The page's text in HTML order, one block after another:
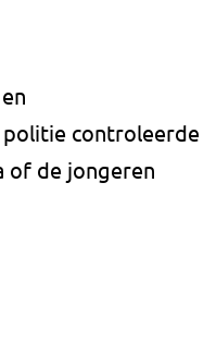
politie controleerde
of de jongeren